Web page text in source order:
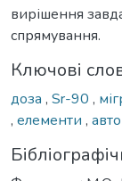
вирішення
спрямування.
Ключові
доза , Sr-90 ,
, елементи ,